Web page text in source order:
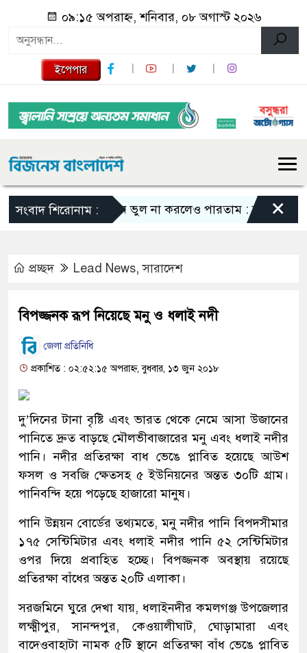
০৯:১৫ অপরাহ্ন, শনিবার, ০৮ অগাস্ট ২০২৬
ইপেপার
সংবাদ শিরোনাম :এমন ভুল না করলেও পারতাম : শাকিব খান×
প্রচ্ছদ Lead News,সারাদেশ
বিপজ্জনক রূপ নিয়েছে মনু ও ধলাই নদী
জেলা প্রতিনিধি
প্রকাশিত : ০২:৫২:১৫ অপরাহ্ন, বুধবার, ১৩ জুন ২০১৮
দু’দিনের টানা বৃষ্টি এবং ভারত থেকে নেমে আসা উজানের
পানিতে দ্রুত বাড়ছে মৌলভীবাজারের মনু এবং ধলাই নদীর
পানি। নদীর প্রতিরক্ষা বাধ ভেঙে প্লাবিত হয়েছে আউশ
ফসল ও সবজি ক্ষেতসহ ৫ ইউনিয়নের অন্তত ৩০টি গ্রাম।
পানিবন্দি হয়ে পড়েছে হাজারো মানুষ।
পানি উন্নয়ন বোর্ডের তথ্যমতে, মনু নদীর পানি বিপদসীমার
১৭৫ সেন্টিমিটার এবং ধলাই নদীর পানি ৫২ সেন্টিমিটার
ওপর দিয়ে প্রবাহিত হচ্ছে। বিপজ্জনক অবস্থায় রয়েছে
প্রতিরক্ষা বাঁধের অন্তত ২০টি এলাকা।
সরজমিনে ঘুরে দেখা যায়, ধলাইনদীর কমলগঞ্জ উপজেলার
লক্ষ্মীপুর, সানন্দপুর, কেওয়ালীঘাট, ঘোড়ামারা এবং
বাদেওবাহাটা নামক ৫টি স্থানে প্রতিরক্ষা বাঁধ ভেঙে প্লাবিত